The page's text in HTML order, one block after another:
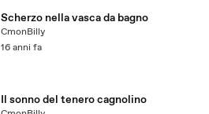
Scherzo nella vasca da bagno
CmonBilly
16 anni fa
Il sonno del tenero cagnolino